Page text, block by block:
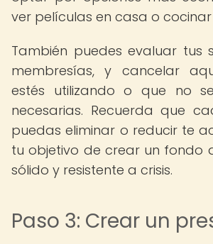
ver películas en casa o
También puedes evaluar tus
membresías, y cancelar
estés utilizando o que no
necesarias. Recuerda que
puedas eliminar o reducir te
tu objetivo de crear un fondo
sólido y resistente a crisis.
Paso 3: Crear un